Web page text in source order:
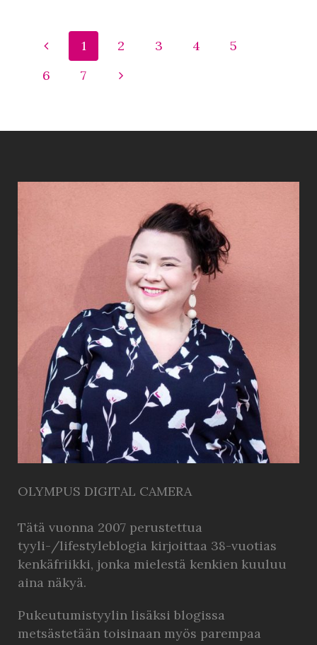
1 2 3 4
5
6
7
OLYMPUS DIGITAL CAMERA
Tätä vuonna 2007 perustettua
tyyli-/lifestyleblogia kirjoittaa 38-vuotias
kenkäfriikki, jonka mielestä kenkien kuuluu
aina näkyä.
Pukeutumistyylin lisäksi blogissa
metsästetään toisinaan myös parempaa